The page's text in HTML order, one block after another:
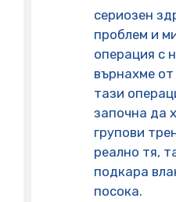
сериозен
проблем и
операция с
върнахме
тази
започна да
групови
реално тя,
подкара
посока.